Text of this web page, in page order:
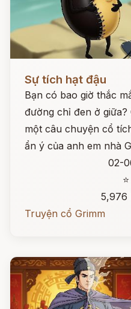
Sự tích hạt đậu
Bạn có bao giờ thắc
đường chỉ đen ở
một câu chuyện cổ
ẩn ý của anh em nhà
02-
5,976
Truyện cổ Grimm